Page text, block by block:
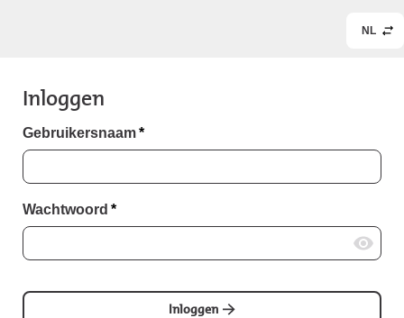
NL
Inloggen
Gebruikersnaam*
Wachtwoord *
Inloggen